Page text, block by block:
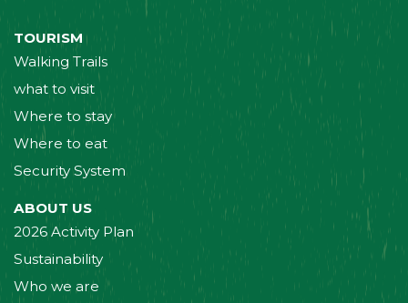
TOURISM
Walking Trails
what to visit
Where to stay
Where to eat
Security System
ABOUT US
2026 Activity Plan
Sustainability
Who we are